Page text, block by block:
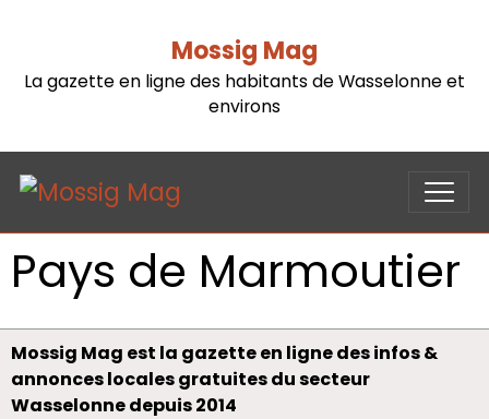
Mossig Mag
La gazette en ligne des habitants de Wasselonne et
environs
Pays de Marmoutier
Mossig Mag est la gazette en ligne des infos &
annonces locales gratuites du secteur
Wasselonne depuis 2014